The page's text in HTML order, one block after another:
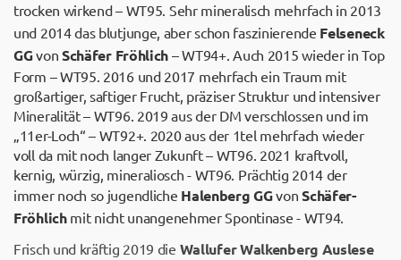
trocken wirkend– WT95. Sehr mineralisch mehrfach in 2013
und 2014 das blutjunge, aber schon faszinierende Felseneck
GGvon Schäfer Fröhlich – WT94+. Auch 2015 wieder in Top
Form – WT95. 2016 und 2017 mehrfach ein Traum mit
großartiger, saftiger Frucht, präziser Struktur und intensiver
Mineralität – WT96. 2019 aus der DM verschlossen und im
„11er-Loch“ – WT92+. 2020 aus der 1tel mehrfach wieder
voll da mit noch langer Zukunft – WT96. 2021 kraftvoll,
kernig, würzig, mineraliosch - WT96. Prächtig 2014 der
immer noch so jugendliche Halenberg GGvonSchäfer-
Fröhlichmit nicht unangenehmer Spontinase - WT94.
Frisch und kräftig 2019 die Wallufer Walkenberg Auslese